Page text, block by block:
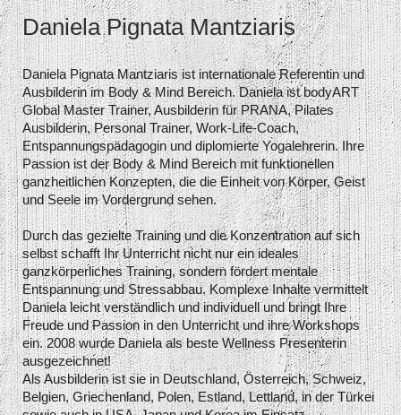
Daniela Pignata Mantziaris
Daniela Pignata Mantziaris ist internationale Referentin und
Ausbilderin im Body & Mind Bereich. Daniela ist bodyART
Global Master Trainer, Ausbilderin für PRANA, Pilates
Ausbilderin, Personal Trainer, Work-Life-Coach,
Entspannungspädagogin und diplomierte Yogalehrerin. Ihre
Passion ist der Body & Mind Bereich mit funktionellen
ganzheitlichen Konzepten, die die Einheit von Körper, Geist
und Seele im Vordergrund sehen.
Durch das gezielte Training und die Konzentration auf sich
selbst schafft Ihr Unterricht nicht nur ein ideales
ganzkörperliches Training, sondern fördert mentale
Entspannung und Stressabbau. Komplexe Inhalte vermittelt
Daniela leicht verständlich und individuell und bringt Ihre
Freude und Passion in den Unterricht und ihre Workshops
ein. 2008 wurde Daniela als beste Wellness Presenterin
ausgezeichnet!
Als Ausbilderin ist sie in Deutschland, Österreich, Schweiz,
Belgien, Griechenland, Polen, Estland, Lettland, in der Türkei